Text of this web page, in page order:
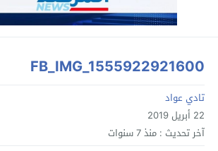
FB_IMG_1555922921600
تادي عواد
22 أبريل 2019
آخر تحديث : منذ 7 سنوات